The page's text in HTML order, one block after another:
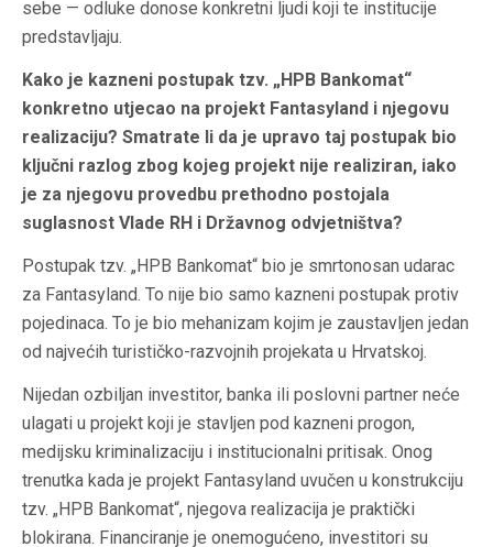
sebe — odluke donose konkretni ljudi koji te institucije
predstavljaju.
Kako je kazneni postupak tzv. „HPB Bankomat“
konkretno utjecao na projekt Fantasyland i njegovu
realizaciju? Smatrate li da je upravo taj postupak bio
ključni razlog zbog kojeg projekt nije realiziran, iako
je za njegovu provedbu prethodno postojala
suglasnost Vlade RH i Državnog odvjetništva?
Postupak tzv. „HPB Bankomat“ bio je smrtonosan udarac
za Fantasyland. To nije bio samo kazneni postupak protiv
pojedinaca. To je bio mehanizam kojim je zaustavljen jedan
od najvećih turističko-razvojnih projekata u Hrvatskoj.
Nijedan ozbiljan investitor, banka ili poslovni partner neće
ulagati u projekt koji je stavljen pod kazneni progon,
medijsku kriminalizaciju i institucionalni pritisak. Onog
trenutka kada je projekt Fantasyland uvučen u konstrukciju
tzv. „HPB Bankomat“, njegova realizacija je praktički
blokirana. Financiranje je onemogućeno, investitori su